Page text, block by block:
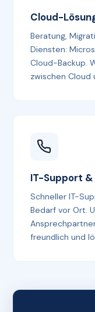
Cloud-
Beratung,
Diensten:
Cloud-Backup.
zwischen Cloud
IT-Support
Schneller IT-
Bedarf vor Ort.
freundlich und